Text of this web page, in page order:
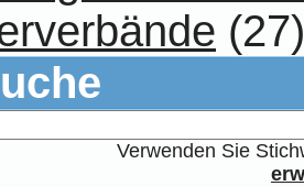
(27)
Verwenden Sie